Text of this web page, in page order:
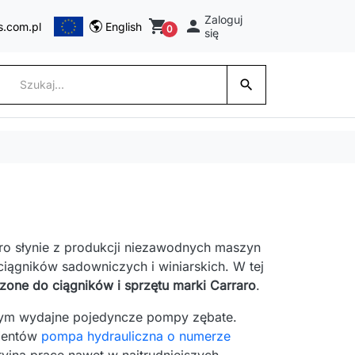
English shopping_cart0  Zaloguj
się
search
słynie z produkcji niezawodnych maszyn
sadowniczych i winiarskich. W tej
do ciągników i sprzętu marki Carraro.
wydajne pojedyncze pompy zębate.
pompa hydrauliczna o numerze